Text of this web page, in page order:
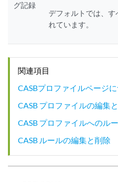
グ記録
デフォルトでは、
れています。
関連項目
CASBプロファイルページ
CASB プロファイルの編集
CASB プロファイルへのル
CASB ルールの編集と削除